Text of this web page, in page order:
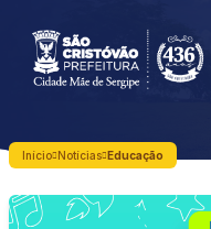
Início Notícias Educação